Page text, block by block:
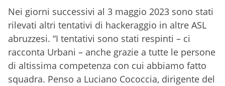
Nei giorni successivi al 3 maggio 2023 sono stati
rilevati altri tentativi di hackeraggio in altre ASL
abruzzesi. “I tentativi sono stati respinti – ci
racconta Urbani – anche grazie a tutte le persone
di altissima competenza con cui abbiamo fatto
squadra. Penso a Luciano Cococcia, dirigente del